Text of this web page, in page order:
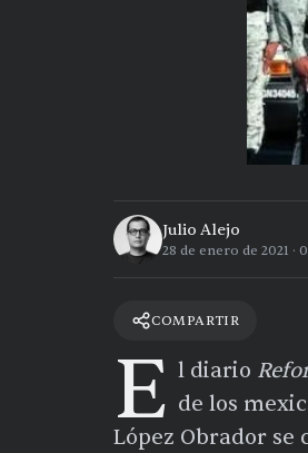
Julio Alejo
28 de enero de 2021 ·
COMPARTIR
E l diario
de los
López Obrador se